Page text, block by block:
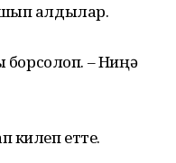
алдылар.
борсолоп. – Ниңә
килеп етте.